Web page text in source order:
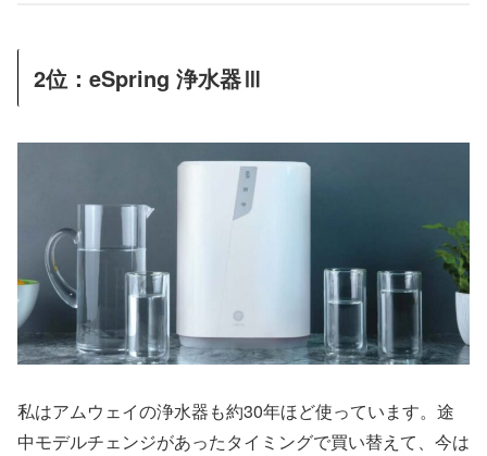
2位：eSpring 浄水器Ⅲ
私はアムウェイの浄水器も約30年ほど使っています。途
中モデルチェンジがあったタイミングで買い替えて、今は